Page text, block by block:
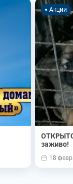
Акции
заживо!
18